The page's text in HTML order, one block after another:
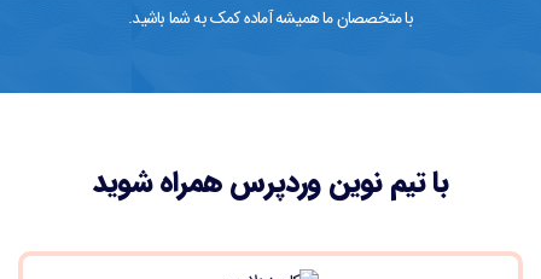
با متخصصان ما همیشه آماده کمک به شما باشید.
با تیم نوین وردپرس همراه شوید